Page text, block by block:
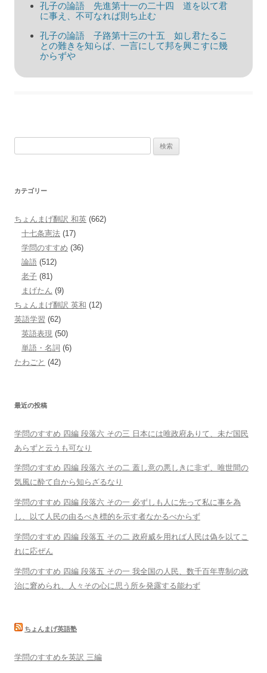
孔子の論語 先進第十一の二十四 道を以て君
に事え、不可なれば則ち止む
孔子の論語 子路第十三の十五 如し君たるこ
との難きを知らば、一言にして邦を興こすに幾
からずや
索:
カテゴリー
ちょんまげ翻訳 和英 (662)
十七条憲法 (17)
学問のすすめ (36)
論語 (512)
老子 (81)
まげたん (9)
ちょんまげ翻訳 英和 (12)
英語学習 (62)
英語表現 (50)
単語・名詞 (6)
たわごと (42)
最近の投稿
学問のすすめ 四編 段落六 その三 日本には唯政府ありて、未だ国民
あらずと云うも可なり
学問のすすめ 四編 段落六 その二 蓋し意の悪しきに非ず、唯世間の
気風に酔て自から知らざるなり
学問のすすめ 四編 段落六 その一 必ずしも人に先って私に事を為
し、以て人民の由るべき標的を示す者なかるべからず
学問のすすめ 四編 段落五 その二 政府威を用れば人民は偽を以てこ
れに応ぜん
学問のすすめ 四編 段落五 その一 我全国の人民、数千百年専制の政
治に窘められ、人々その心に思う所を発露する能わず
ちょんまげ英語塾
学問のすすめを英訳 三編